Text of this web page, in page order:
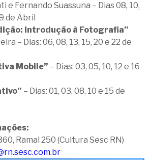
e Fernando Suassuna – Dias 08, 10,
de Abril
Introdução à Fotografia”
– Dias: 06, 08, 13, 15, 20 e 22 de
Mobile” – Dias: 03, 05, 10, 12 e 16
– Dias: 01, 03, 08, 10 e 15 de
Ramal 250 (Cultura Sesc RN)